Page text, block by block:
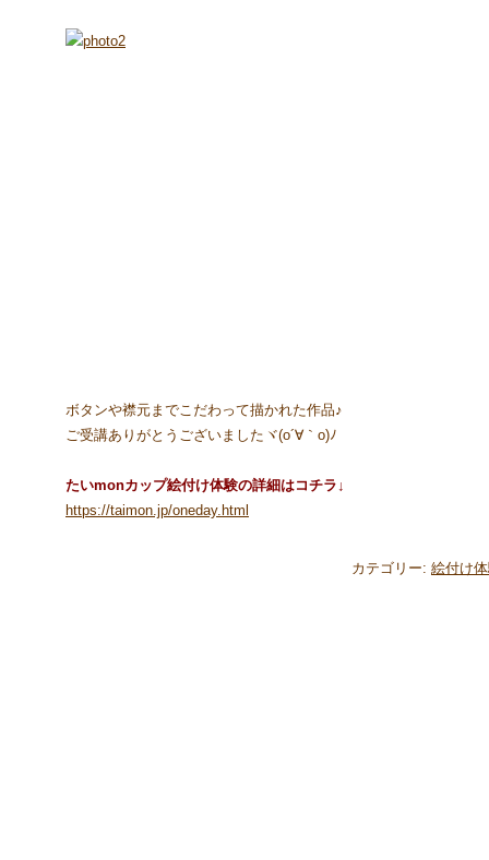
ボタンや襟元までこだわって描かれた作品♪
ご受講ありがとうございましたヾ(o´∀｀o)ﾉ
たいmonカップ絵付け体験の詳細はコチラ↓
https://taimon.jp/oneday.html
カテゴリー: 絵付け